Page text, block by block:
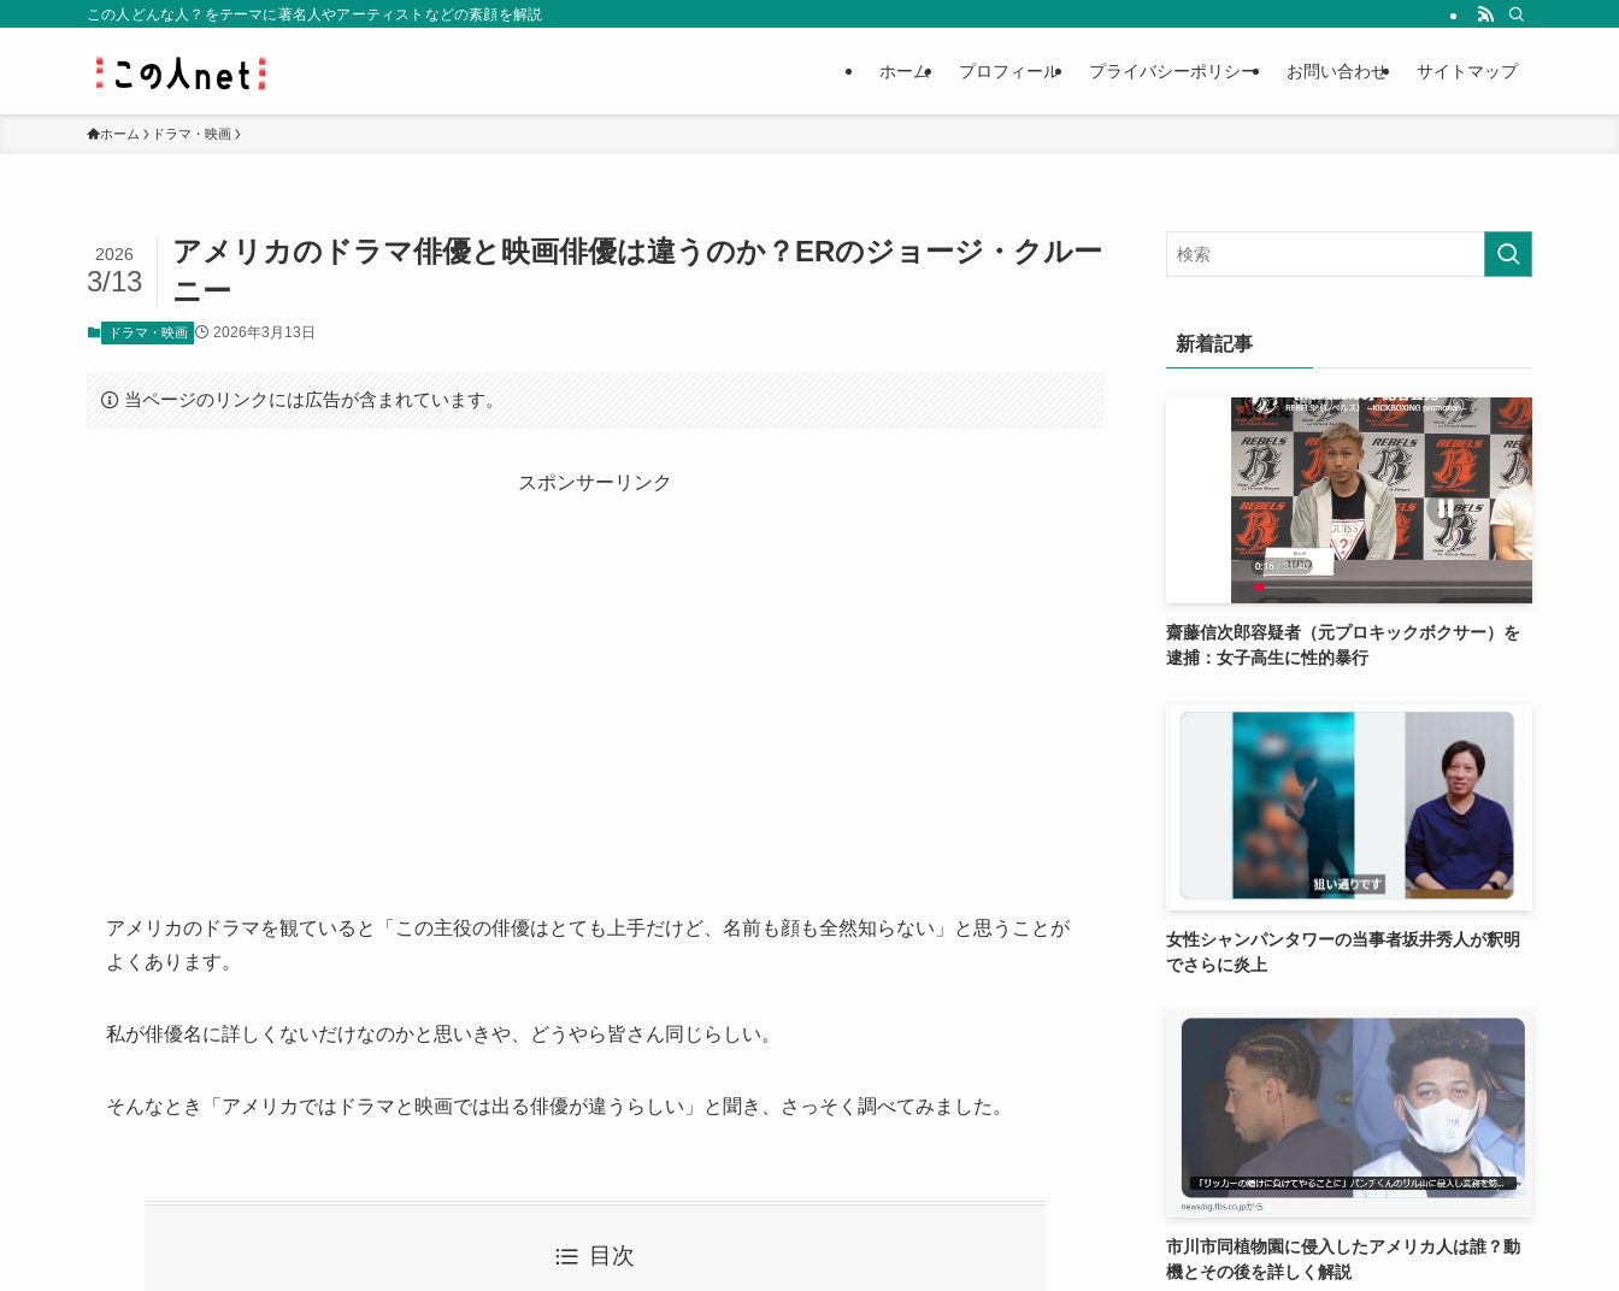
この人どんな人？をテーマに著名人やアーティストなどの素顔を解説
ホーム プロフィール プライバシーポリシー お問い合わせ サイトマップ
ホーム ドラマ・映画
アメリカのドラマ俳優と映画俳優は違うのか？ERのジョージ・クルー
ニー
2026
3/13
ドラマ・映画 2026年3月13日
当ページのリンクには広告が含まれています。
スポンサーリンク
アメリカのドラマを観ていると「この主役の俳優はとても上手だけど、名前も顔も全然知らない」と思うことが
よくあります。
私が俳優名に詳しくないだけなのかと思いきや、どうやら皆さん同じらしい。
そんなとき「アメリカではドラマと映画では出る俳優が違うらしい」と聞き、さっそく調べてみました。
目次
新着記事
齋藤信次郎容疑者（元プロキックボクサー）を
逮捕：女子高生に性的暴行
女性シャンパンタワーの当事者坂井秀人が釈明
でさらに炎上
市川市同植物園に侵入したアメリカ人は誰？動
機とその後を詳しく解説